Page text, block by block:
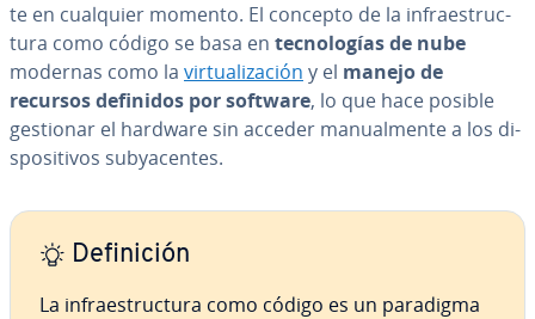
te en cualquier momento. El concepto de la in­frae­s­tru­c­
tu­ra como código se basa en te­c­no­lo­gías de nube
modernas como la vi­r­tua­li­za­ción y el manejo de
recursos definidos por software, lo que hace posible
gestionar el hardware sin acceder ma­nua­l­me­n­te a los di­
s­po­si­ti­vos su­b­ya­ce­n­tes.
De­fi­ni­ción
La in­frae­s­tru­c­tu­ra como código es un paradigma